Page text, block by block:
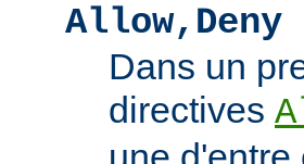
Allow,Deny
Dans un
directives